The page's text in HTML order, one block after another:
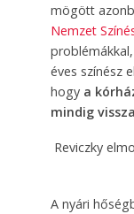
mögött
Nemzet
éves színész
hogy a
mindig
Reviczky
A nyári